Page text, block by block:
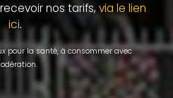
nos tarifs, via le lien
ici.
pour la santé, à consommer avec